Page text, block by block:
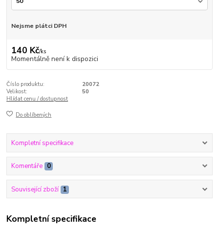
Nejsme plátci DPH
140 Kč/ks
Momentálně není k dispozici
Číslo produktu:
20072
Velikost:
50
Hlídat cenu / dostupnost
Do oblíbených
Kompletní specifikace
Komentáře 0
Související zboží 1
Kompletní specifikace